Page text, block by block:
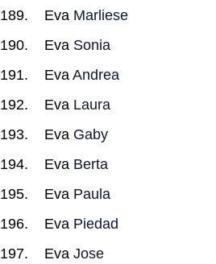
Eva Marliese
Eva Sonia
Eva Andrea
Eva Laura
Eva Gaby
Eva Berta
Eva Paula
Eva Piedad
Eva Jose